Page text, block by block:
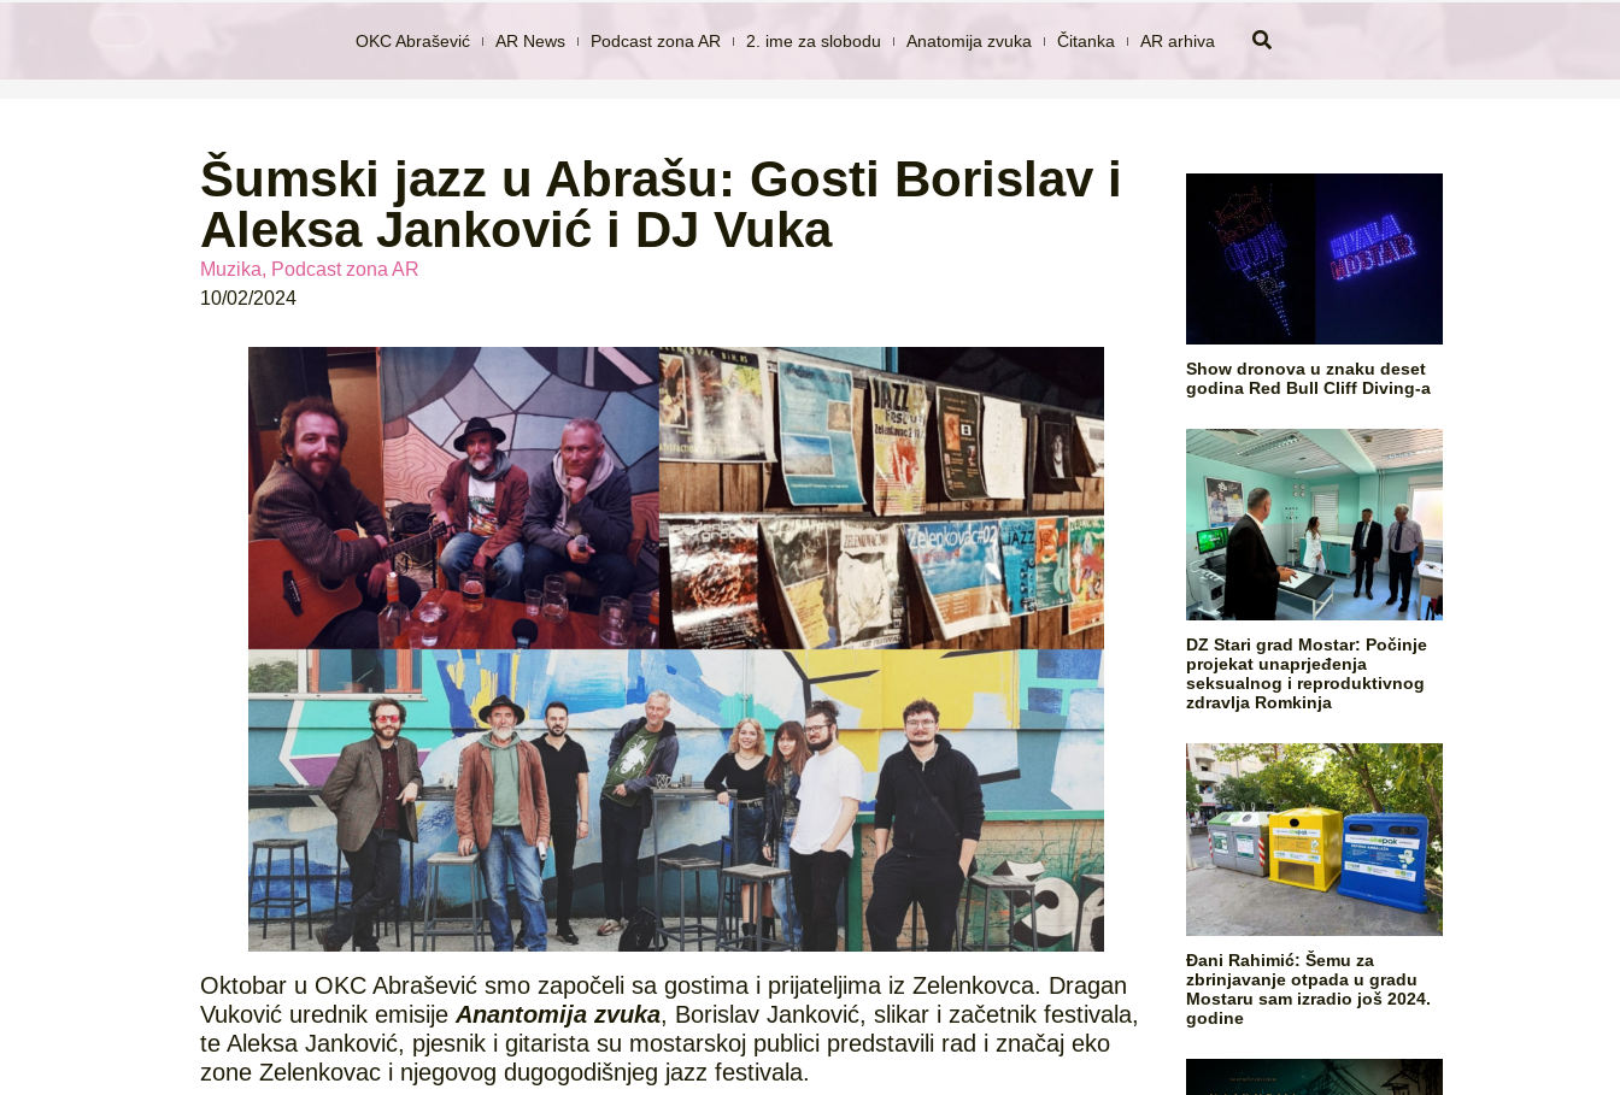
OKC Abrašević AR News Podcast zona AR 2. ime za slobodu Anatomija zvuka Čitanka AR arhiva
Šumski jazz u Abrašu: Gosti Borislav i
Aleksa Janković i DJ Vuka
Muzika, Podcast zona AR
10/02/2024
Oktobar u OKC Abrašević smo započeli sa gostima i prijateljima iz Zelenkovca. Dragan
Vuković urednik emisije Anantomija zvuka, Borislav Janković, slikar i začetnik festivala,
te Aleksa Janković, pjesnik i gitarista su mostarskoj publici predstavili rad i značaj eko
zone Zelenkovac i njegovog dugogodišnjeg jazz festivala.
Show dronova u znaku deset
godina Red Bull Cliff Diving-a
DZ Stari grad Mostar: Počinje
projekat unaprjeđenja
seksualnog i reproduktivnog
zdravlja Romkinja
Đani Rahimić: Šemu za
zbrinjavanje otpada u gradu
Mostaru sam izradio još 2024.
godine